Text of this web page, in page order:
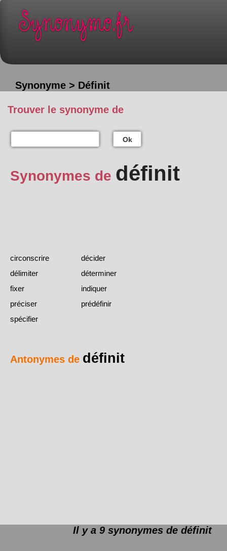
Synonyme > Définit
Trouver le synonyme de
Ok
Synonymes de définit
circonscrire
décider
délimiter
déterminer
fixer
indiquer
préciser
prédéfinir
spécifier
Antonymes de définit
Il y a 9 synonymes de définit